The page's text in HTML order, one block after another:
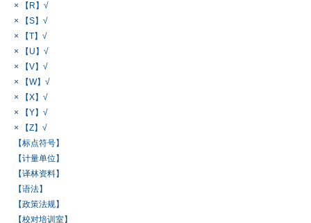
× 【R】√
× 【S】√
× 【T】√
× 【U】√
× 【V】√
× 【W】√
× 【X】√
× 【Y】√
× 【Z】√
【标点符号】
【计量单位】
【译林资料】
【语法】
【政策法规】
【校对培训室】